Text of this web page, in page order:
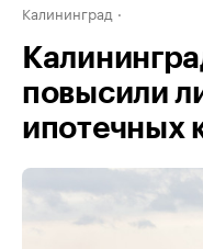
Калининград
повысили
ипотечных